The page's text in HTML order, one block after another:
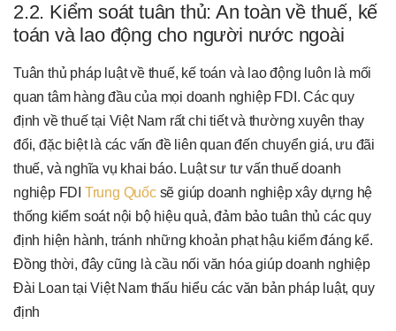
2.2. Kiểm soát tuân thủ: An toàn về thuế, kế
toán và lao động cho người nước ngoài
Tuân thủ pháp luật về thuế, kế toán và lao động luôn là mối
quan tâm hàng đầu của mọi doanh nghiệp FDI. Các quy
định về thuế tại Việt Nam rất chi tiết và thường xuyên thay
đổi, đặc biệt là các vấn đề liên quan đến chuyển giá, ưu đãi
thuế, và nghĩa vụ khai báo. Luật sư tư vấn thuế doanh
nghiệp FDI Trung Quốcsẽ giúp doanh nghiệp xây dựng hệ
thống kiểm soát nội bộ hiệu quả, đảm bảo tuân thủ các quy
định hiện hành, tránh những khoản phạt hậu kiểm đáng kể.
Đồng thời, đây cũng là cầu nối văn hóa giúp doanh nghiệp
Đài Loan tại Việt Nam thấu hiểu các văn bản pháp luật, quy
định